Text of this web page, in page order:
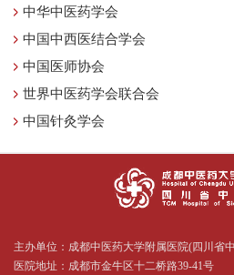
中华中医药学会
中国中西医结合学会
中国医师协会
世界中医药学会联合会
中国针灸学会
主办单位：成都中医药大学附属医院(四川省
医院地址：成都市金牛区十二桥路39-41号